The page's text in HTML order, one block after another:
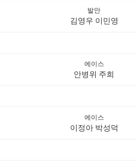
발안
김영우 이민영
에이스
안병위 주희
에이스
이정아 박성덕